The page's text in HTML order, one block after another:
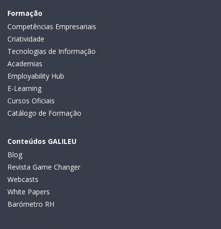
Formação
Competências Empresariais
Criatividade
Tecnologias de Informação
Academias
Employability Hub
E-Learning
Cursos Oficiais
Catálogo de Formação
Conteúdos GALILEU
Blog
Revista Game Changer
Webcasts
White Papers
Barómetro RH